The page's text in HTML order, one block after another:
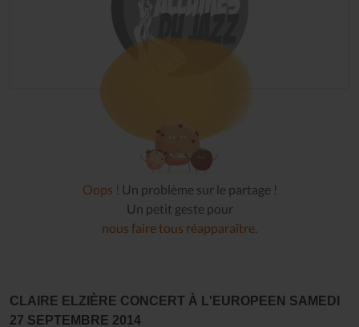
Oops ! Un problème sur le partage !
Un petit geste pour
nous faire tous réapparaître.
CLAIRE ELZIÈRE CONCERT À L'EUROPEEN SAMEDI
27 SEPTEMBRE 2014